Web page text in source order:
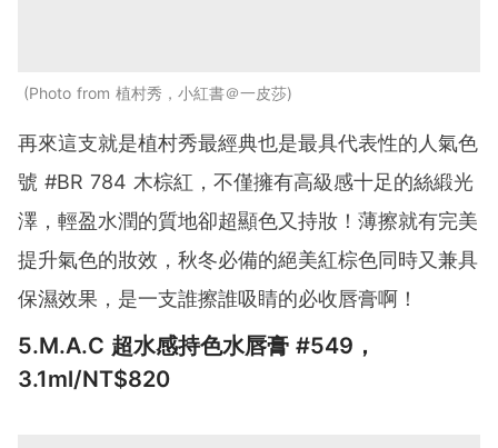
Photo from 植村秀，小紅書＠一皮莎
再來這支就是植村秀最經典也是最具代表性的人氣色
號 #BR 784 木棕紅，不僅擁有高級感十足的絲緞光
澤，輕盈水潤的質地卻超顯色又持妝！薄擦就有完美
提升氣色的妝效，秋冬必備的絕美紅棕色同時又兼具
保濕效果，是一支誰擦誰吸睛的必收唇膏啊！
5.M.A.C 超水感持色水唇膏 #549，
3.1ml/NT$820